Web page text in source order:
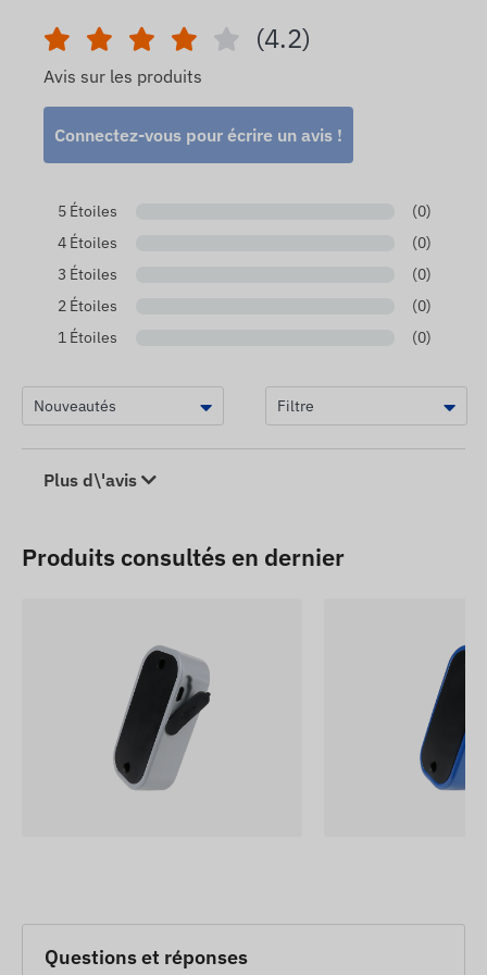
(4.2)
Avis sur les produits
Connectez-vous pour écrire un avis !
5 Étoiles
(0)
4 Étoiles
(0)
3 Étoiles
(0)
2 Étoiles
(0)
1 Étoiles
(0)
Plus d\'avis
Produits consultés en dernier
Questions et réponses